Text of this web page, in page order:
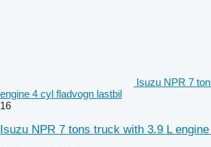
Isuzu NPR 7
engine 4 cyl fladvogn lastbil
16
Isuzu NPR 7 tons truck with 3.9 L